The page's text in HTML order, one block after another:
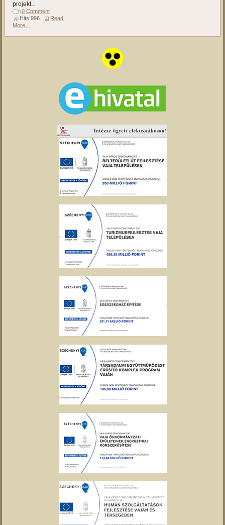
projekt...
0 Comment
Hits:996
Read
More...